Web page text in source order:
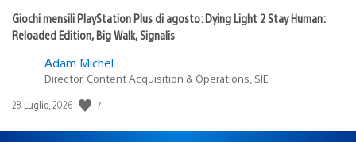
Giochi mensili PlayStation Plus di agosto: Dying Light 2 Stay Human:
Reloaded Edition, Big Walk, Signalis
Adam Michel
Director, Content Acquisition & Operations, SIE
Data
pubblicazione:
28 Luglio, 2026 7